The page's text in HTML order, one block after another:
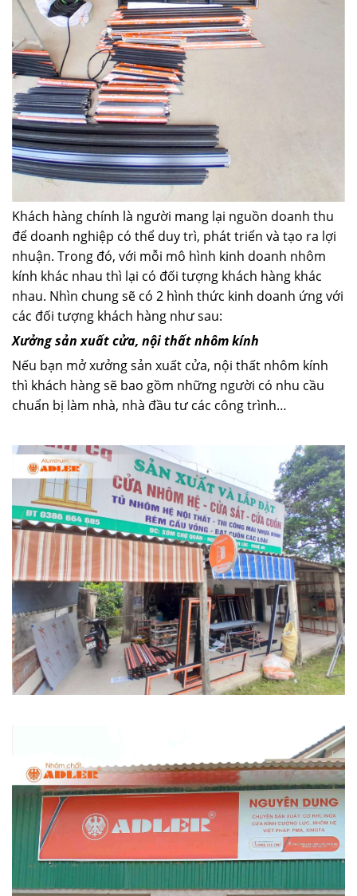
Khách hàng chính là người mang lại nguồn doanh thu
để doanh nghiệp có thể duy trì, phát triển và tạo ra lợi
nhuận. Trong đó, với mỗi mô hình kinh doanh nhôm
kính khác nhau thì lại có đối tượng khách hàng khác
nhau. Nhìn chung sẽ có 2 hình thức kinh doanh ứng với
các đối tượng khách hàng như sau:
Xưởng sản xuất cửa, nội thất nhôm kính
Nếu bạn mở xưởng sản xuất cửa, nội thất nhôm kính
thì khách hàng sẽ bao gồm những người có nhu cầu
chuẩn bị làm nhà, nhà đầu tư các công trình…